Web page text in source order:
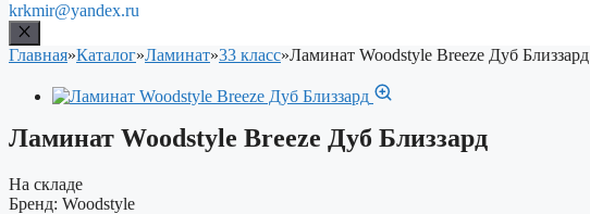
krkmir@yandex.ru
Главная»Каталог»Ламинат»33 класс»Ламинат Woodstyle Breeze Дуб Близзард
Ламинат Woodstyle Breeze Дуб Близзард
На складе
Бренд: Woodstyle